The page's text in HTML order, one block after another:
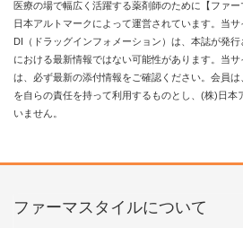
医療の場で幅広く活躍する薬剤師のために【ファ
日本アルトマークによって運営されています。当
DI（ドラッグインフォメーション）は、本誌が発
における最新情報ではない可能性があります。当
は、必ず最新の添付情報をご確認ください。会員
を自らの責任を持って利用するものとし、(株)日本
いません。
ファーマスタイルについて